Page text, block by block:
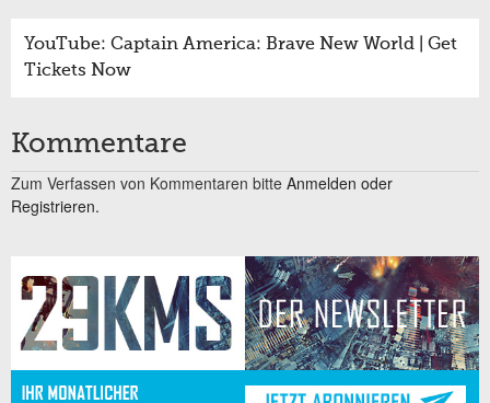
YouTube: Captain America: Brave New World | Get
Tickets Now
Kommentare
Zum Verfassen von Kommentaren bitte Anmelden oder
Registrieren.